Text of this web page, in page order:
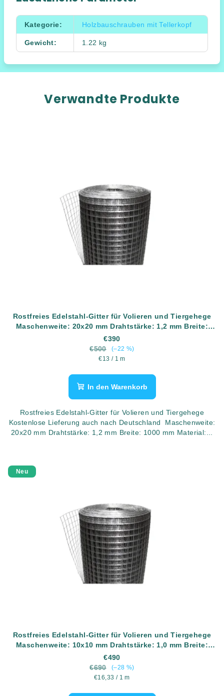
Kategorie: Holzbauschrauben mit Tellerkopf
Gewicht: 1.22 kg
Verwandte Produkte
Rostfreies Edelstahl-Gitter für Volieren und Tiergehege
Maschenweite: 20x20 mm Drahtstärke: 1,2 mm Breite:
1000 mm Material: AISI304 (rostfreier Edelstahl) Länge:
30 Meter
€390
€500
(–22 %)
Verkaufspreis:
€13 / 1 m
In den Warenkorb
Rostfreies Edelstahl-Gitter für Volieren und Tiergehege
Kostenlose Lieferung auch nach Deutschland Maschenweite:
20x20 mm Drahtstärke: 1,2 mm Breite: 1000 mm Material:...
Neu
Rostfreies Edelstahl-Gitter für Volieren und Tiergehege
Maschenweite: 10x10 mm Drahtstärke: 1,0 mm Breite:
1000 mm Material: AISI304 (rostfreier Edelstahl) Länge:
30 Meter
€490
€690
(–28 %)
Verkaufspreis:
€16,33 / 1 m